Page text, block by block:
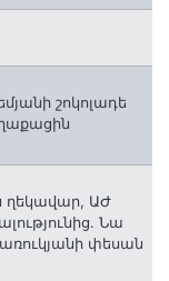
շոկոլադե
ղեկավար, ԱԺ
Նա
փեսան